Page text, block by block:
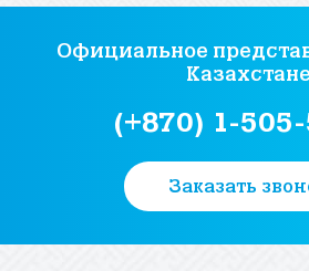
Официальное
Казахстане
(+870) 1-
Заказать